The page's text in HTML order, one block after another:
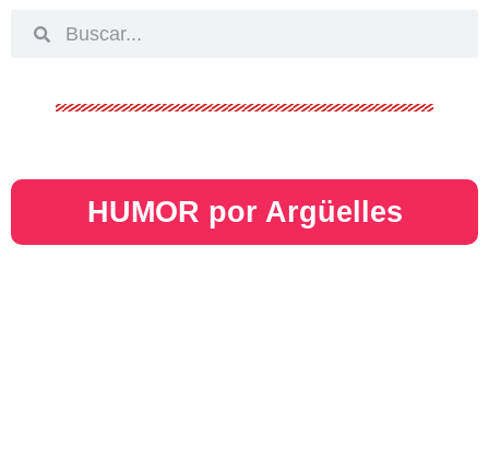
HUMOR por Argüelles​